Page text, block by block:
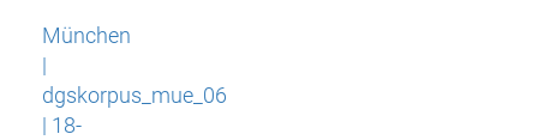
München
|
dgskorpus_mue_06
| 18-